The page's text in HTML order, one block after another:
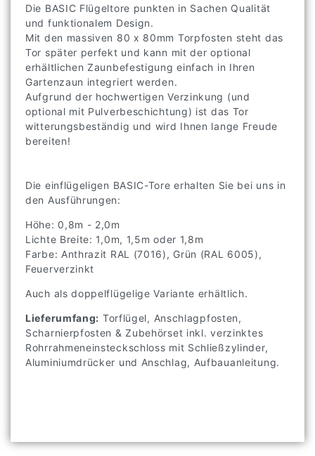
Die BASIC Flügeltore punkten in Sachen Qualität
und funktionalem Design.
Mit den massiven 80 x 80mm Torpfosten steht das
Tor später perfekt und kann mit der optional
erhältlichen Zaunbefestigung einfach in Ihren
Gartenzaun integriert werden.
Aufgrund der hochwertigen Verzinkung (und
optional mit Pulverbeschichtung) ist das Tor
witterungsbeständig und wird Ihnen lange Freude
bereiten!
Die einflügeligen BASIC-Tore erhalten Sie bei uns in
den Ausführungen:
Höhe: 0,8m - 2,0m
Lichte Breite: 1,0m, 1,5m oder 1,8m
Farbe: Anthrazit RAL (7016), Grün (RAL 6005),
Feuerverzinkt
Auch als doppelflügelige Variante erhältlich.
Lieferumfang: Torflügel, Anschlagpfosten,
Scharnierpfosten & Zubehörset inkl. verzinktes
Rohrrahmeneinsteckschloss mit Schließzylinder,
Aluminiumdrücker und Anschlag, Aufbauanleitung.